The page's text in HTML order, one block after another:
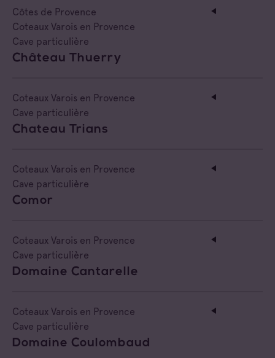
Côtes de Provence
Coteaux Varois en Provence
Cave particulière
Château Thuerry
Coteaux Varois en Provence
Cave particulière
Chateau Trians
Coteaux Varois en Provence
Cave particulière
Comor
Coteaux Varois en Provence
Cave particulière
Domaine Cantarelle
Coteaux Varois en Provence
Cave particulière
Domaine Coulombaud